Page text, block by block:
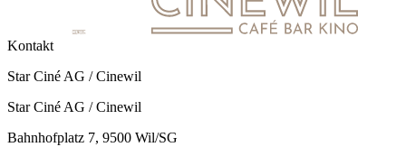
Kontakt
Star Ciné AG / Cinewil
Star Ciné AG / Cinewil
Bahnhofplatz 7, 9500 Wil/SG